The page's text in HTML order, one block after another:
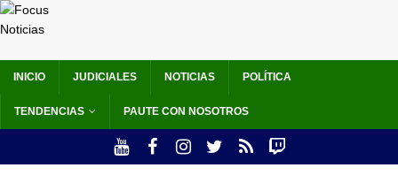
INICIO JUDICIALES NOTICIAS POLÍTICA
TENDENCIAS PAUTE CON NOSOTROS